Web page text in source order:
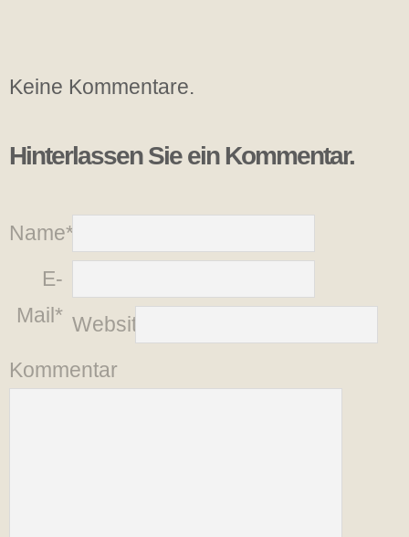
Keine Kommentare.
Hinterlassen Sie ein Kommentar.
Name*
E-
Mail* Website
Kommentar